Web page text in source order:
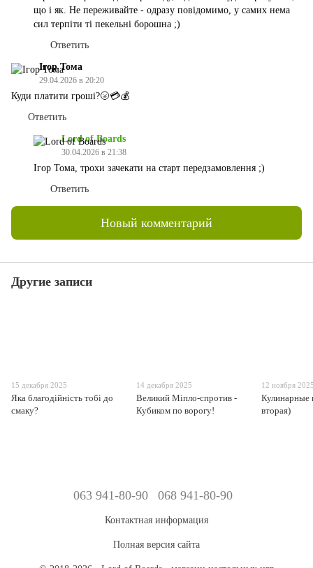
що і як. Не переживайте - одразу повідомимо, у самих нема
сил терпіти ті пекельні борошна ;)
Ответить
Ігор Тома
29.04.2026 в 20:20
Куди платити гроші?🌝💳💰
Ответить
Lord of Boards
30.04.2026 в 21:38
Ігор Тома, трохи зачекати на старт передзамовлення ;)
Ответить
Новый комментарий
Другие записи
15 декабря 2025
Яка благодійність тобі до
смаку?
14 декабря 2025
Великий Міпло-спротив -
Кубиком по ворогу!
12 ноября
Кулинарные
вторая)
063 941-80-90 068 941-80-90
Контактная информация
Полная версия сайта